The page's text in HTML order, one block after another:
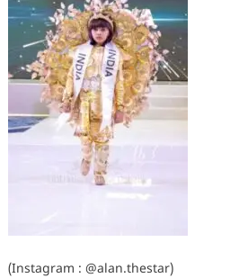
(Instagram : @alan.thestar)